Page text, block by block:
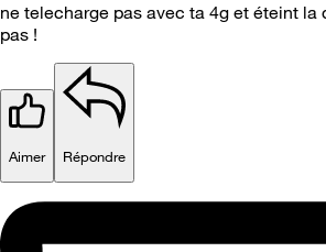
ne telecharge pas avec ta 4g et éteint la
pas !
Aimer Répondre